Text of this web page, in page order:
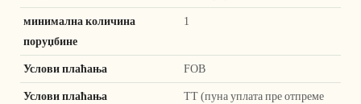
минимална количина
поруџбине
1
Услови плаћања FOB
Услови плаћања
ТТ (пуна уплата пре отпреме